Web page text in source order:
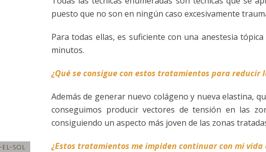
puesto que no son en ningún caso excesivamente
Para todas ellas, es suficiente con una anestesia
minutos.
¿Qué se consigue con estos tratamientos para reducir
Además de generar nuevo colágeno y nueva elastina,
conseguimos producir vectores de tensión en las
consiguiendo un aspecto más joven de las zonas
¿Estos tratamientos me impiden continuar con mi vida